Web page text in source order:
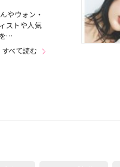
やウォン・
ストや人気
…
すべて読む